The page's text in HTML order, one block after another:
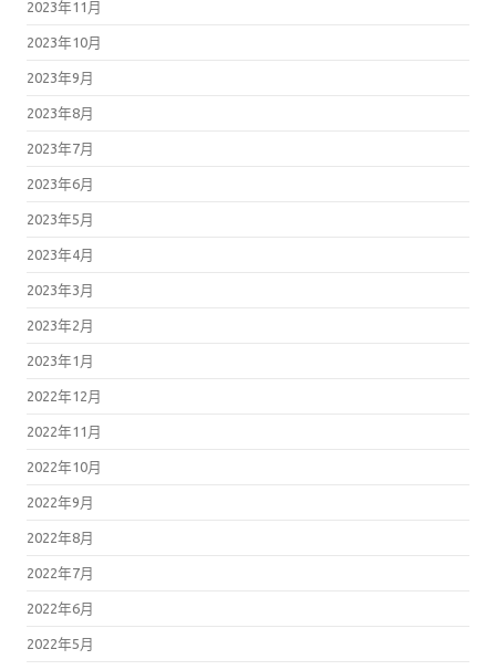
2023年11月
2023年10月
2023年9月
2023年8月
2023年7月
2023年6月
2023年5月
2023年4月
2023年3月
2023年2月
2023年1月
2022年12月
2022年11月
2022年10月
2022年9月
2022年8月
2022年7月
2022年6月
2022年5月